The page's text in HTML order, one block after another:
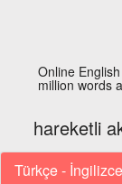
Online
million words
hareketli
Türkçe - İngilizce